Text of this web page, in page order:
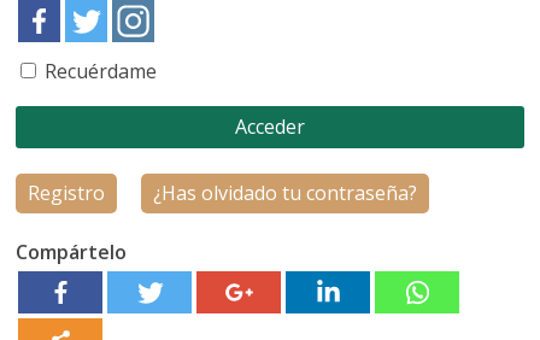
Recuérdame
Registro ¿Has olvidado tu contraseña?
Compártelo